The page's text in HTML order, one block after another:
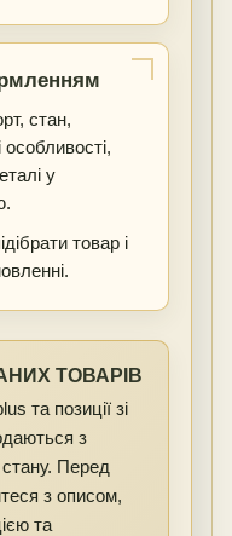
стан,
особливості,
у
товар і
ТОВАРІВ
та позиції зі
з
Перед
з описом,
та